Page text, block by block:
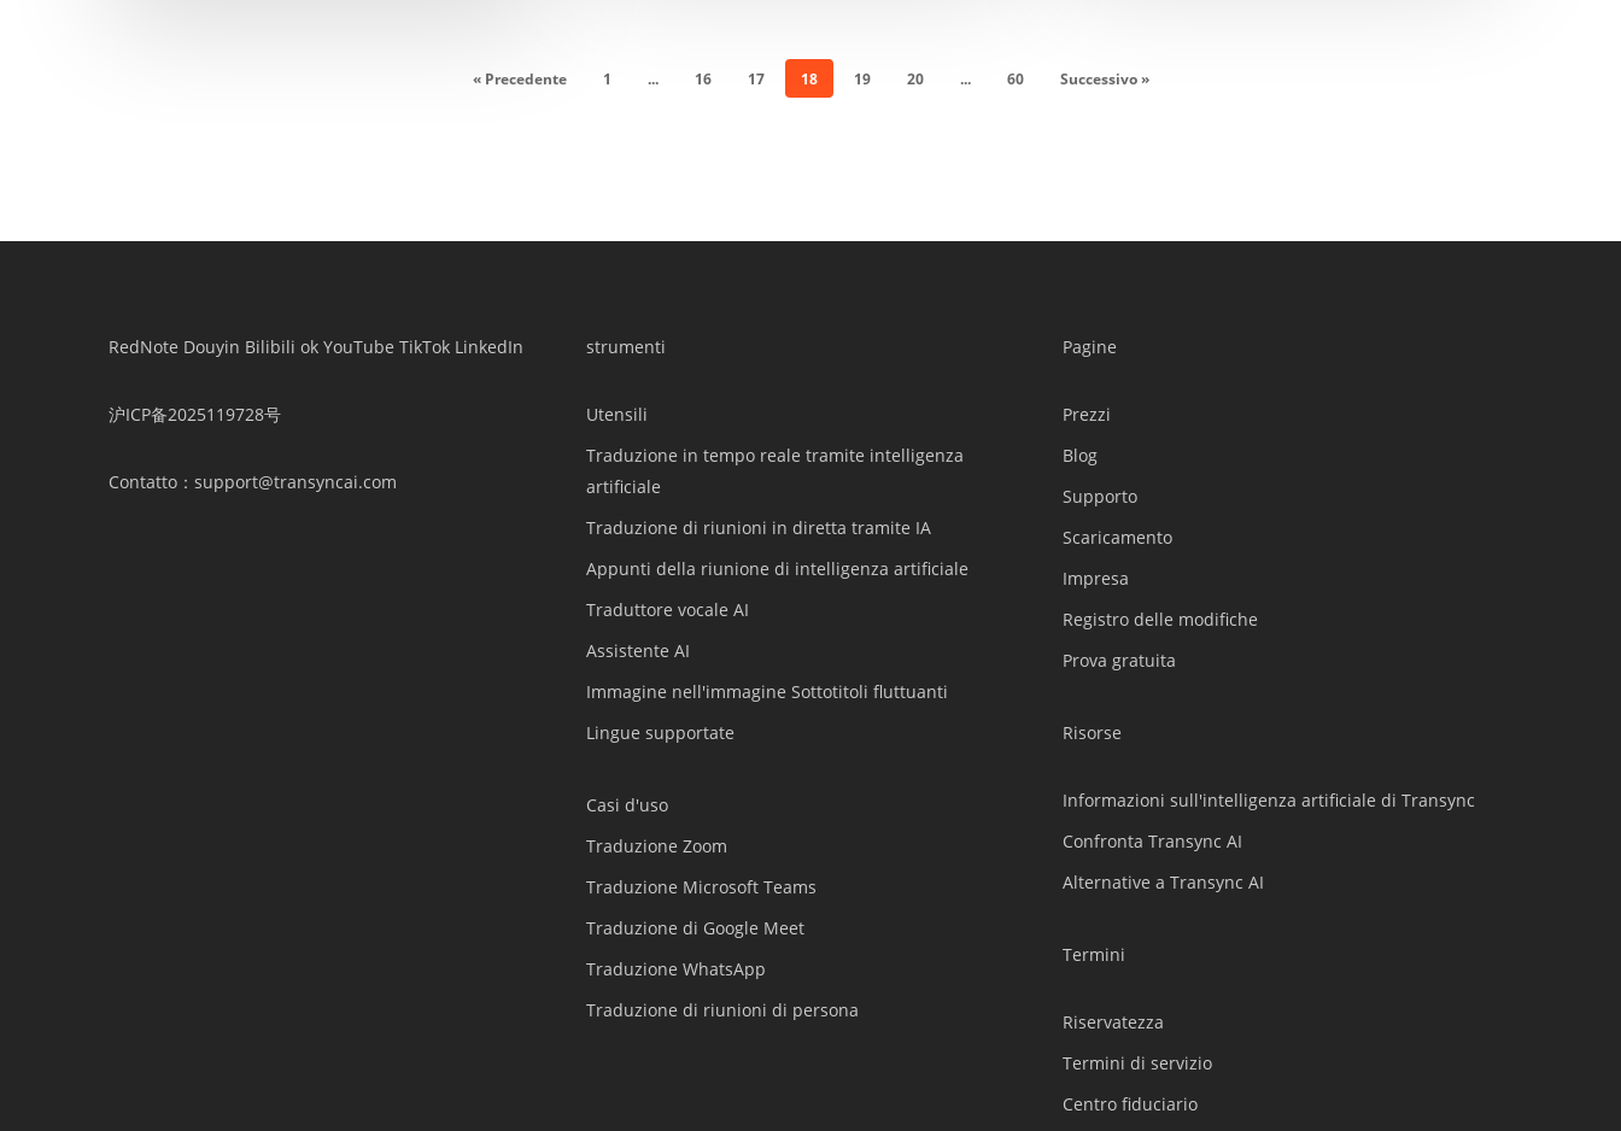
« Precedente 1 ... 16 17 18 19 20 ... 60 Successivo »
RedNote Douyin Bilibili ok YouTube TikTok LinkedIn
沪ICP备2025119728号
Contatto ：support@transyncai.com
strumenti
Utensili
Traduzione in tempo reale tramite intelligenza
artificiale
Traduzione di riunioni in diretta tramite IA
Appunti della riunione di intelligenza artificiale
Traduttore vocale AI
Assistente AI
Immagine nell'immagine Sottotitoli fluttuanti
Lingue supportate
Casi d'uso
Traduzione Zoom
Traduzione Microsoft Teams
Traduzione di Google Meet
Traduzione WhatsApp
Traduzione di riunioni di persona
Pagine
Prezzi
Blog
Supporto
Scaricamento
Impresa
Registro delle modifiche
Prova gratuita
Risorse
Informazioni sull'intelligenza artificiale di Transync
Confronta Transync AI
Alternative a Transync AI
Termini
Riservatezza
Termini di servizio
Centro fiduciario